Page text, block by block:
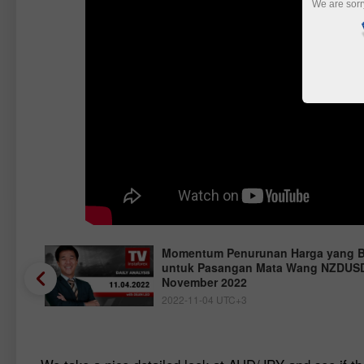
Momentum Penurunan Harga yang
untuk Pasangan Mata Wang
November 2022
2022-11-04 UTC+3
We are